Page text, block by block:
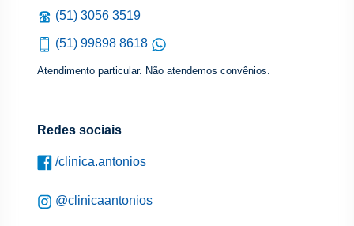
(51) 3056 3519
(51) 99898 8618
Atendimento particular. Não atendemos convênios.
Redes sociais
/clinica.antonios
@clinicaantonios